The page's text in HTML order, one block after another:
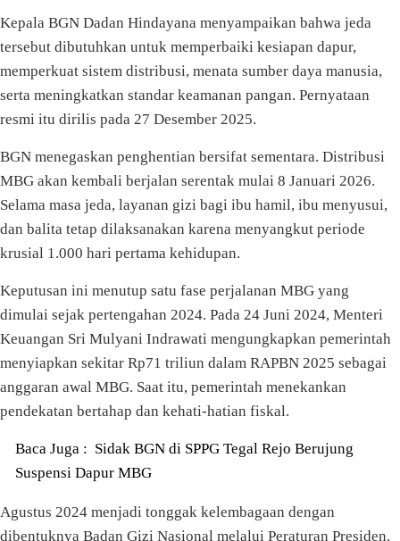
Kepala BGN Dadan Hindayana menyampaikan bahwa jeda
tersebut dibutuhkan untuk memperbaiki kesiapan dapur,
memperkuat sistem distribusi, menata sumber daya manusia,
serta meningkatkan standar keamanan pangan. Pernyataan
resmi itu dirilis pada 27 Desember 2025.
BGN menegaskan penghentian bersifat sementara. Distribusi
MBG akan kembali berjalan serentak mulai 8 Januari 2026.
Selama masa jeda, layanan gizi bagi ibu hamil, ibu menyusui,
dan balita tetap dilaksanakan karena menyangkut periode
krusial 1.000 hari pertama kehidupan.
Keputusan ini menutup satu fase perjalanan MBG yang
dimulai sejak pertengahan 2024. Pada 24 Juni 2024, Menteri
Keuangan Sri Mulyani Indrawati mengungkapkan pemerintah
menyiapkan sekitar Rp71 triliun dalam RAPBN 2025 sebagai
anggaran awal MBG. Saat itu, pemerintah menekankan
pendekatan bertahap dan kehati-hatian fiskal.
Baca Juga : Sidak BGN di SPPG Tegal Rejo Berujung
Suspensi Dapur MBG
Agustus 2024 menjadi tonggak kelembagaan dengan
dibentuknya Badan Gizi Nasional melalui Peraturan Presiden.